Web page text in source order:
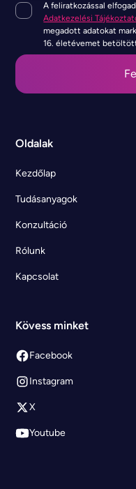
A feliratkozással
Adatkezelési
megadott adatokat
16. életévemet
Oldalak
Kezdőlap
Tudásanyagok
Konzultáció
Rólunk
Kapcsolat
Kövess minket
Facebook
Instagram
X
Youtube